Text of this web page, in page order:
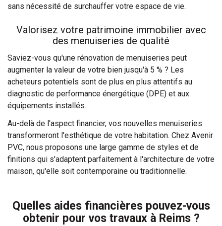
sans nécessité de surchauffer votre espace de vie.
Valorisez votre patrimoine immobilier avec
des menuiseries de qualité
Saviez-vous qu'une rénovation de menuiseries peut
augmenter la valeur de votre bien jusqu'à 5 % ? Les
acheteurs potentiels sont de plus en plus attentifs au
diagnostic de performance énergétique (DPE) et aux
équipements installés.
Au-delà de l'aspect financier, vos nouvelles menuiseries
transformeront l'esthétique de votre habitation. Chez Avenir
PVC, nous proposons une large gamme de styles et de
finitions qui s'adaptent parfaitement à l'architecture de votre
maison, qu'elle soit contemporaine ou traditionnelle.
Quelles aides financières pouvez-vous
obtenir pour vos travaux à Reims ?